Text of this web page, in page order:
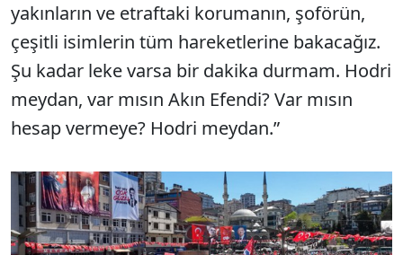
yakınların ve etraftaki korumanın, şoförün,
çeşitli isimlerin tüm hareketlerine bakacağız.
Şu kadar leke varsa bir dakika durmam. Hodri
meydan, var mısın Akın Efendi? Var mısın
hesap vermeye? Hodri meydan.”